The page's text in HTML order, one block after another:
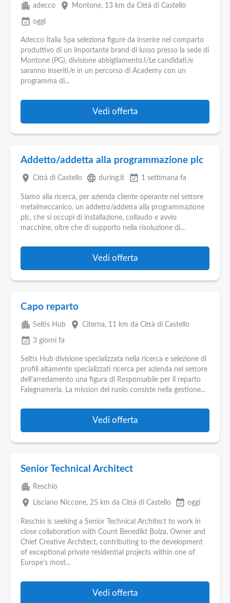
apartment adecco place Montone, 13 km da Città di Castello
event_available oggi
Adecco Italia Spa seleziona figure da inserire nel comparto
produttivo di un importante brand di lusso presso la sede di
Montone (PG), divisione abbigliamento.I/Le candidati/e
saranno inseriti/e in un percorso di Academy con un
programma di...
Vedi offerta
Addetto/addetta alla programmazione plc
place Città di Castello language during.it event_available 1 settimana fa
Siamo alla ricerca, per azienda cliente operante nel settore
metalmeccanico, un addetto/addetta alla programmazione
plc, che si occupi di installazione, collaudo e avvio
macchine, oltre che di supporto nella risoluzione di...
Vedi offerta
Capo reparto
apartment Seltis Hub place Citerna, 11 km da Città di Castello
event_available 3 giorni fa
Seltis Hub divisione specializzata nella ricerca e selezione di
profili altamente specializzati ricerca per azienda nel settore
dell'arredamento una figura di Responsabile per il reparto
Falegnameria. La mission del ruolo consiste nella gestione...
Vedi offerta
Senior Technical Architect
apartment Reschio
place Lisciano Niccone, 25 km da Città di Castello event_available oggi
Reschio is seeking a Senior Technical Architect to work in
close collaboration with Count Benedikt Bolza, Owner and
Chief Creative Architect, contributing to the development
of exceptional private residential projects within one of
Europe’s most...
Vedi offerta